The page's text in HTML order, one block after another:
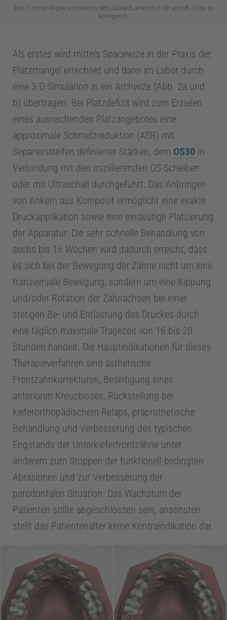
a
h
n
m
e
d
i
z
i
n
E
n
d
o
d
o
n
o
Abb. 1: Inman Aligner erlauben es dem Zahnarzt, anterior im OK und UK Zähne zu
korregieren.
Als erstes wird mittels Spacewize in der Praxis der
Platzmangel errechnet und dann im Labor durch
eine 3-D-Simulation in ein Archwize (Abb. 2a und
b) übertragen. Bei Platzdefizit wird zum Erzielen
eines ausreichenden Platzangebotes eine
approximale Schmelzreduktion (ASR) mit
Separierstreifen definierter Stärken, dem OS30 in
Verbindung mit den oszillierenden OS-Scheiben
oder mit Ultraschall durchgeführt. Das Anbringen
von Ankern aus Komposit ermöglicht eine exakte
Druckapplikation sowie eine eindeutige Platzierung
der Apparatur. Die sehr schnelle Behandlung von
sechs bis 16 Wochen wird dadurch erreicht, dass
es sich bei der Bewegung der Zähne nicht um eine
transversale Bewegung, sondern um eine Kippung
und/oder Rotation der Zahnachsen bei einer
stetigen Be- und Entlastung des Druckes durch
eine täglich maximale Tragezeit von 16 bis 20
Stunden handelt. Die Hauptindikationen für dieses
Therapieverfahren sind ästhetische
Frontzahnkorrekturen, Beseitigung eines
anterioren Kreuzbisses, Rückstellung bei
kieferorthopädischem Relaps, präprothetische
Behandlung und Verbesserung des typischen
Engstands der Unterkieferfrontzähne unter
anderem zum Stoppen der funktionell bedingten
Abrasionen und zur Verbesserung der
parodontalen Situation. Das Wachstum der
Patienten sollte abgeschlossen sein, ansonsten
stellt das Patientenalter keine Kontraindikation dar.